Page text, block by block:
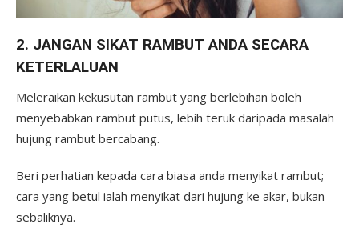
2. JANGAN SIKAT RAMBUT ANDA SECARA
KETERLALUAN
Meleraikan kekusutan rambut yang berlebihan boleh
menyebabkan rambut putus, lebih teruk daripada masalah
hujung rambut bercabang.
Beri perhatian kepada cara biasa anda menyikat rambut;
cara yang betul ialah menyikat dari hujung ke akar, bukan
sebaliknya.